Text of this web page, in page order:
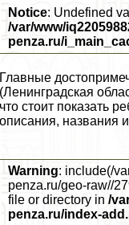
Notice: Undefined
/var/www/
penza.ru/
Главные
(Ленинградская
что стоит показать
описания, названия
Warning: include(/
penza.ru/geo-raw//
file or directory in /
penza.ru/index-